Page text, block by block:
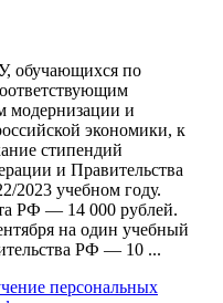
обучающихся по
модернизации и
экономики, к
стипендий
и Правительства
2023 учебном году.
РФ — 14 000 рублей.
на один учебный
РФ — 10 ...